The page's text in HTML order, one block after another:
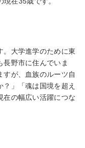
。大学進学のために東
長野市に住んでいま
すが、血族のルーツ自
」「魂は国境を超え
在の幅広い活躍につな